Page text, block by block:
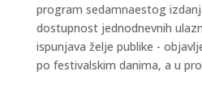
program sedamnaestog
dostupnost jednodnevnih
ispunjava želje publike -
po festivalskim danima, a u